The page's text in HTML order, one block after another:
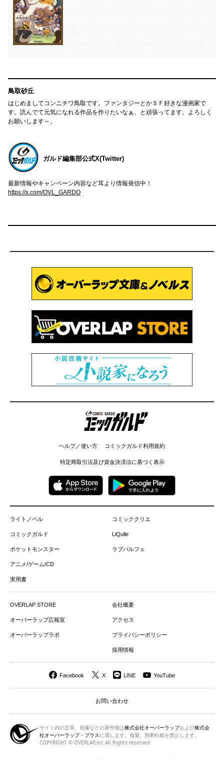
鳥取砂丘
はじめましてコンニチワ鳥取です。ファンタジーとかＳＦ好きな漫画家で
す。読んでて元気になれる作品を作りたいなぁ、と頑張ってます。よろしく
お願いします～。
ガルド編集部公式X(Twitter)
最新情報やキャンペーン内容など耳より情報発信中！
https://x.com/OVL_GARDO
コミックガルド
ヘルプ／使い方 コミックガルド利用規約
特定商取引法及び資金決済法に基づく表示
ライトノベル
コミックガルド
ポケットモンスター
アニメ/ゲーム/CD
実用書
コミッククリエ
LiQulle
ラブパルフェ
OVERLAP STORE
オーバーラップ広報室
オーバーラップラボ
会社概要
アクセス
プライバシーポリシー
採用情報
Facebook X LINE YouTube
お問い合わせ
サイト内の文章、画像などの著作物は株式会社オーバーラップおよび株式会
社オーバーラップ・プラスに属します。複製、無断転載を禁止します。
COPYRIGHT © OVERLAP,inc All Rights reserved